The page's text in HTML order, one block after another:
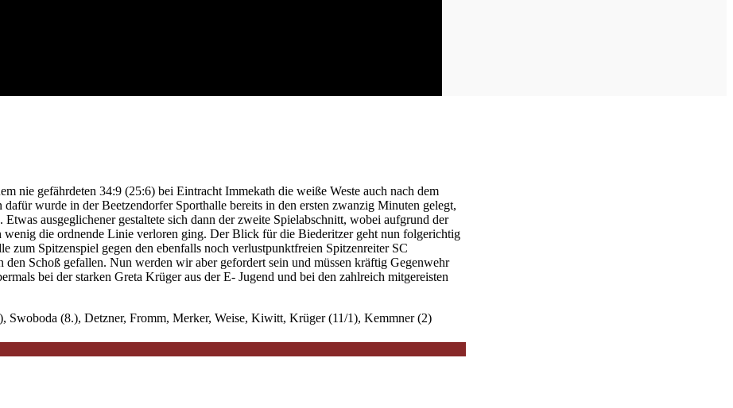
nie gefährdeten 34:9 (25:6) bei Eintracht Immekath die weiße Weste auch nach dem
wurde in der Beetzendorfer Sporthalle bereits in den ersten zwanzig Minuten gelegt,
ausgeglichener gestaltete sich dann der zweite Spielabschnitt, wobei aufgrund der
wenig die ordnende Linie verloren ging. Der Blick für die Biederitzer geht nun folgerichtig
zum Spitzenspiel gegen den ebenfalls noch verlustpunktfreien Spitzenreiter SC
Schoß gefallen. Nun werden wir aber gefordert sein und müssen kräftig Gegenwehr
bei der starken Greta Krüger aus der E- Jugend und bei den zahlreich mitgereisten
Swoboda (8.), Detzner, Fromm, Merker, Weise, Kiwitt, Krüger (11/1), Kemmner (2)